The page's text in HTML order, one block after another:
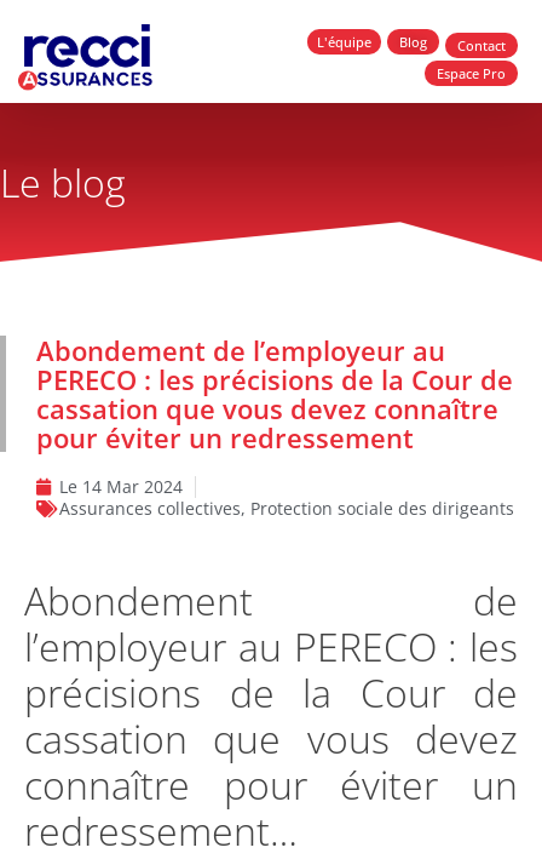
L'équipe Blog
Contact
Espace Pro
Le blog
Abondement de l’employeur au
PERECO : les précisions de la Cour de
cassation que vous devez connaître
pour éviter un redressement
Le 14 Mar 2024
Assurances collectives, Protection sociale des dirigeants
Abondement de
l’employeur au PERECO : les
précisions de la Cour de
cassation que vous devez
connaître pour éviter un
redressement…